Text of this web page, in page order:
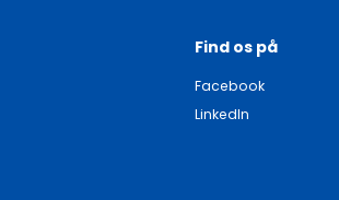
Find os på
Facebook
LinkedIn